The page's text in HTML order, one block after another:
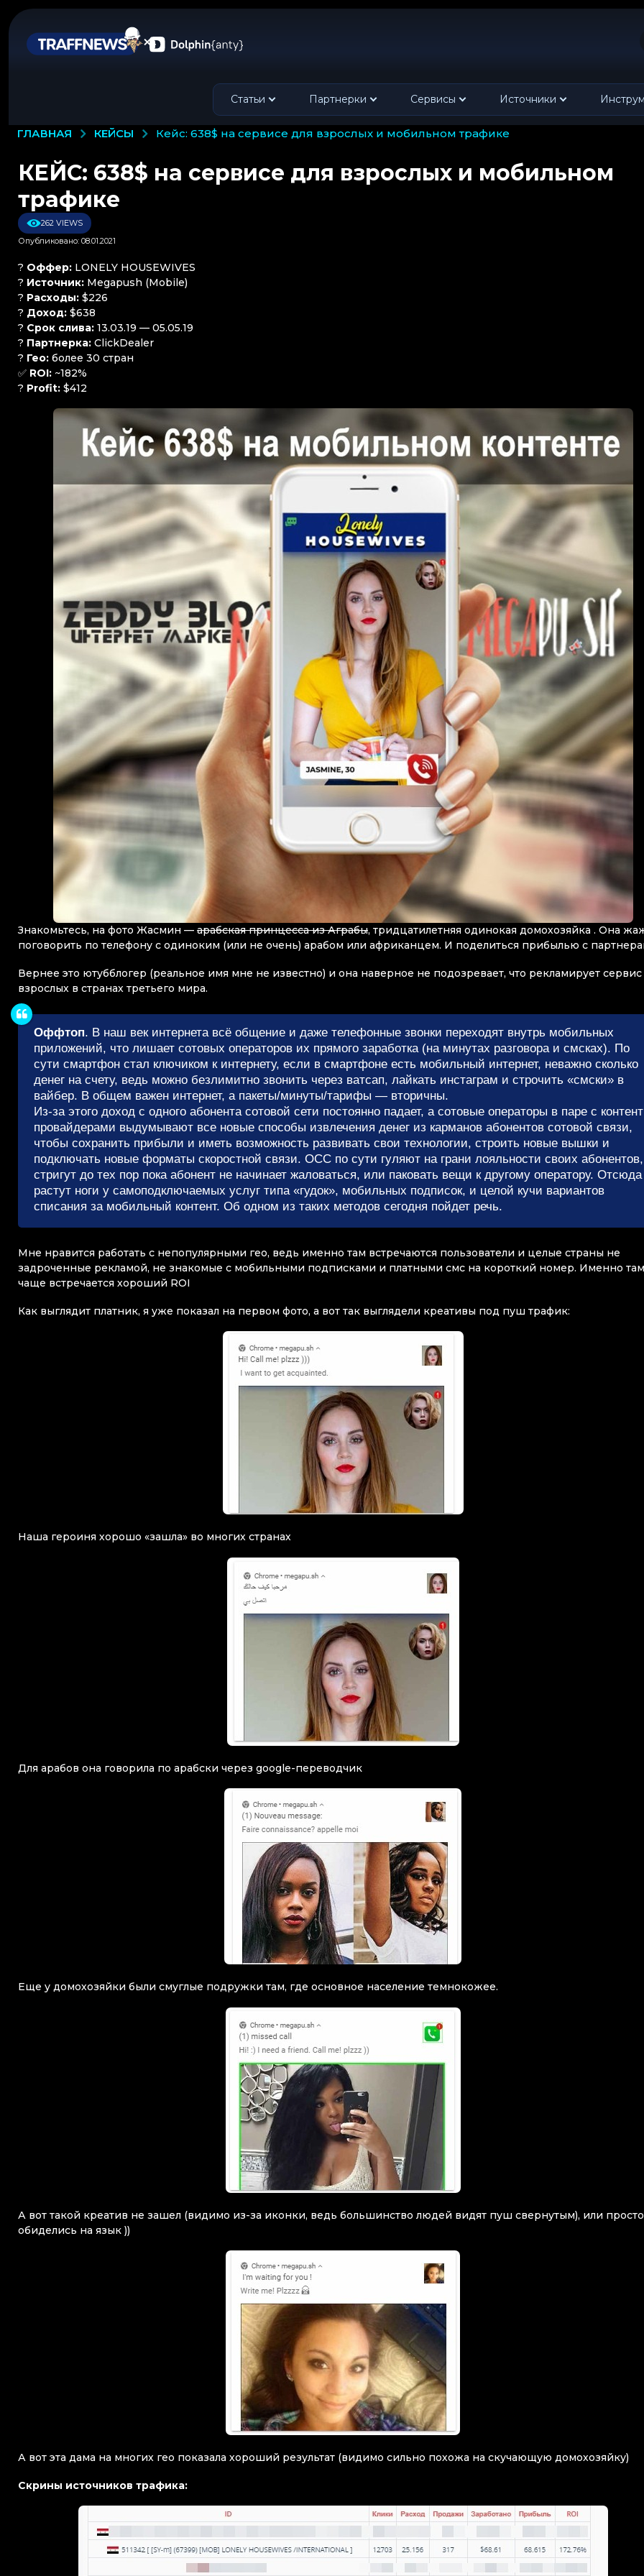
Статьи Партнерки Сервисы Источники
ГЛАВНАЯ КЕЙСЫ кейс: 638$ на сервисе для взрослых и мобильном трафике
КЕЙС: 638$ на сервисе для взрослых и мобильном
трафике
262 VIEWS
Опубликовано: 08.01.2021
? Оффер: LONELY HOUSEWIVES
? Источник: Megapush (Mobile)
? Расходы: $226
? Доход: $638
? Срок слива: 13.03.19 — 05.05.19
? Партнерка: ClickDealer
? Гео: более 30 стран
✅ ROI: ~182%
? Profit: $412
Знакомьтесь, на фото Жасмин — арабская принцесса из Аграбы, тридцатилетняя одинокая домохозяйка . Она
поговорить по телефону с одиноким (или не очень) арабом или африканцем. И поделиться прибылью с
Вернее это ютубблогер (реальное имя мне не известно) и она наверное не подозревает, что рекламирует сервис
взрослых в странах третьего мира.
Оффтоп. В наш век интернета всё общение и даже телефонные звонки переходят внутрь мобильных
приложений, что лишает сотовых операторов их прямого заработка (на минутах разговора и смсках). По
сути смартфон стал ключиком к интернету, если в смартфоне есть мобильный интернет, неважно сколько
денег на счету, ведь можно безлимитно звонить через ватсап, лайкать инстаграм и строчить «смски» в
вайбер. В общем важен интернет, а пакеты/минуты/тарифы — вторичны.
Из-за этого доход с одного абонента сотовой сети постоянно падает, а сотовые операторы в паре с контент
провайдерами выдумывают все новые способы извлечения денег из карманов абонентов сотовой связи,
чтобы сохранить прибыли и иметь возможность развивать свои технологии, строить новые вышки и
подключать новые форматы скоростной связи. ОСС по сути гуляют на грани лояльности своих абонентов,
стригут до тех пор пока абонент не начинает жаловаться, или паковать вещи к другому оператору. Отсюда
растут ноги у самоподключаемых услуг типа «гудок», мобильных подписок, и целой кучи вариантов
списания за мобильный контент. Об одном из таких методов сегодня пойдет речь.
Мне нравится работать с непопулярными гео, ведь именно там встречаются пользователи и целые страны не
задроченные рекламой, не знакомые с мобильными подписками и платными смс на короткий номер. Именно там
чаще встречается хороший ROI
Как выглядит платник, я уже показал на первом фото, а вот так выглядели креативы под пуш трафик:
Наша героиня хорошо «зашла» во многих странах
Для арабов она говорила по арабски через google-переводчик
Еще у домохозяйки были смуглые подружки там, где основное население темнокожее.
А вот такой креатив не зашел (видимо из-за иконки, ведь большинство людей видят пуш свернутым), или просто
обиделись на язык ))
А вот эта дама на многих гео показала хороший результат (видимо сильно похожа на скучающую домохозяйку)
Скрины источников трафика: